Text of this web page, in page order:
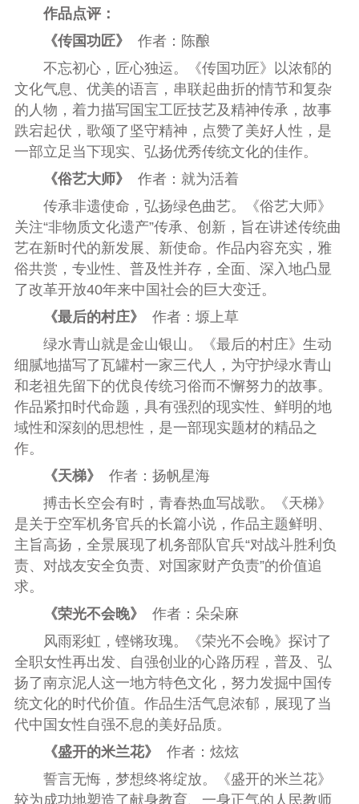
作品点评：
《传国功匠》
作者：陈酿
不忘初心，匠心独运。《传国功匠》以浓郁的
文化气息、优美的语言，串联起曲折的情节和复杂
的人物，着力描写国宝工匠技艺及精神传承，故事
跌宕起伏，歌颂了坚守精神，点赞了美好人性，是
一部立足当下现实、弘扬优秀传统文化的佳作。
《俗艺大师》
作者：就为活着
传承非遗使命，弘扬绿色曲艺。《俗艺大师》
关注“非物质文化遗产”传承、创新，旨在讲述传统曲
艺在新时代的新发展、新使命。作品内容充实，雅
俗共赏，专业性、普及性并存，全面、深入地凸显
了改革开放40年来中国社会的巨大变迁。
《最后的村庄》
作者：塬上草
绿水青山就是金山银山。《最后的村庄》生动
细腻地描写了瓦罐村一家三代人，为守护绿水青山
和老祖先留下的优良传统习俗而不懈努力的故事。
作品紧扣时代命题，具有强烈的现实性、鲜明的地
域性和深刻的思想性，是一部现实题材的精品之
作。
《天梯》
作者：扬帆星海
搏击长空会有时，青春热血写战歌。《天梯》
是关于空军机务官兵的长篇小说，作品主题鲜明、
主旨高扬，全景展现了机务部队官兵“对战斗胜利负
责、对战友安全负责、对国家财产负责”的价值追
求。
《荣光不会晚》
作者：朵朵麻
风雨彩虹，铿锵玫瑰。《荣光不会晚》探讨了
全职女性再出发、自强创业的心路历程，普及、弘
扬了南京泥人这一地方特色文化，努力发掘中国传
统文化的时代价值。作品生活气息浓郁，展现了当
代中国女性自强不息的美好品质。
《盛开的米兰花》
作者：炫炫
誓言无悔，梦想终将绽放。《盛开的米兰花》
较为成功地塑造了献身教育、一身正气的人民教师